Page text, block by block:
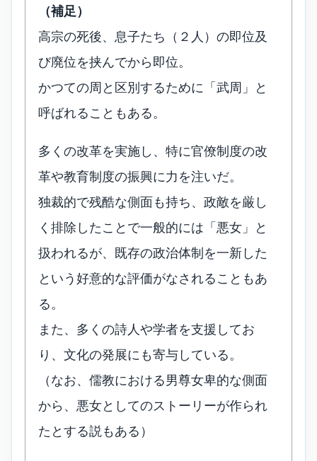
（補足）
高宗の死後、息子たち（２人）の即位及
び廃位を挟んでから即位。
かつての周と区別するために「武周」と
呼ばれることもある。
多くの改革を実施し、特に官僚制度の改
革や教育制度の振興に力を注いだ。
独裁的で残酷な側面も持ち、政敵を厳し
く排除したことで一般的には「悪女」と
扱われるが、既存の政治体制を一新した
という好意的な評価がなされることもあ
る。
また、多くの詩人や学者を支援してお
り、文化の発展にも寄与している。
（なお、儒教における男尊女卑的な側面
から、悪女としてのストーリーが作られ
たとする説もある）